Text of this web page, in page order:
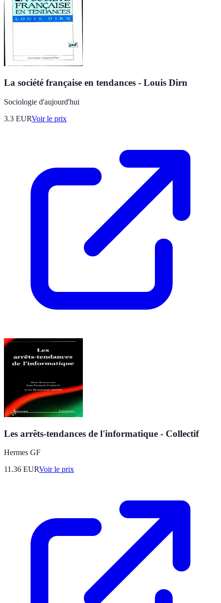
La société française en tendances - Louis Dirn
Sociologie d'aujourd'hui
3.3 EURVoir le prix
Les arrêts-tendances de l'informatique - Collectif
Hermes GF
11.36 EURVoir le prix